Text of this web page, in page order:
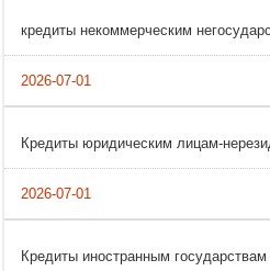
кредиты некоммерческим
Кредиты юридическим лицам-
Кредиты иностранным государствам